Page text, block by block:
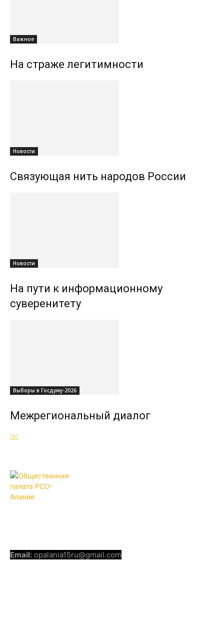
Важное
На страже легитимности
Новости
Связующая нить народов России
Новости
На пути к информационному
суверенитету
Выборы в Госдуму-2026
Межрегиональный диалог
Email: opalania15ru@gmail.com